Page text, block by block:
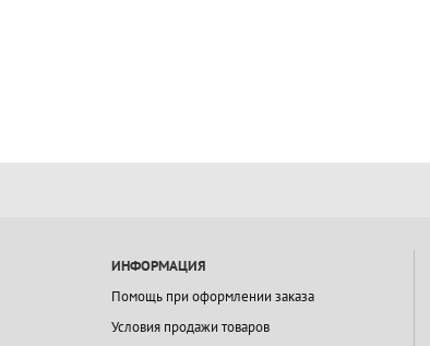
ИНФОРМАЦИЯ
Помощь при оформлении заказа
Условия продажи товаров